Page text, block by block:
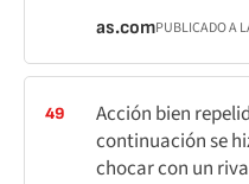
as.comPUBLICADO A
49 Acción bien
continuación se
chocar con un